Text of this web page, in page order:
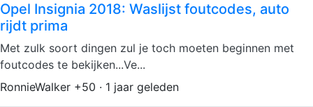
Opel Insignia 2018: Waslijst foutcodes, auto
rijdt prima
Met zulk soort dingen zul je toch moeten beginnen met
foutcodes te bekijken...Ve...
RonnieWalker +50 · 1 jaar geleden